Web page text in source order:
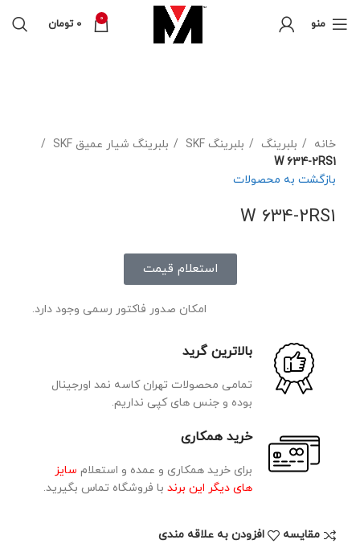
منو 0
0 تومان
خانه
بلبرینگ بلبرینگ SKF
بلبرینگ شیار عمیق SKF
W 634-2RS1
بازگشت به محصولات
W 634-2RS1
استعلام قیمت
امکان صدور فاکتور رسمی وجود دارد.
بالاترین گرید
تمامی محصولات تهران کاسه نمد اورجینال
بوده و جنس های کپی نداریم.
خرید همکاری
برای خرید همکاری و عمده و استعلام سایز
های دیگر این برند با فروشگاه تماس بگیرید.
مقايسه افزودن به علاقه مندی